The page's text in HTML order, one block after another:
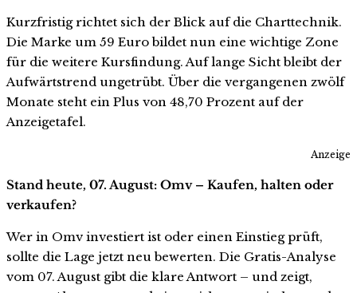
Kurzfristig richtet sich der Blick auf die Charttechnik.
Die Marke um 59 Euro bildet nun eine wichtige Zone
für die weitere Kursfindung. Auf lange Sicht bleibt der
Aufwärtstrend ungetrübt. Über die vergangenen zwölf
Monate steht ein Plus von 48,70 Prozent auf der
Anzeigetafel.
Anzeige
Stand heute, 07. August: Omv – Kaufen, halten oder
verkaufen?
Wer in Omv investiert ist oder einen Einstieg prüft,
sollte die Lage jetzt neu bewerten. Die Gratis-Analyse
vom 07. August gibt die klare Antwort – und zeigt,